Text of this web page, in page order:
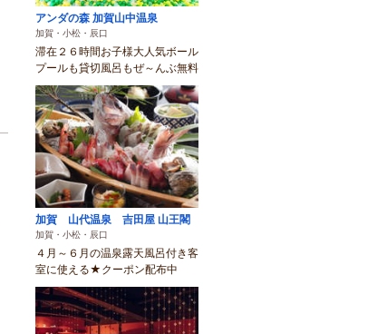
アンダの森 加賀山中温泉
加賀・小松・辰口
滞在２６時間お子様大人気ボール
プールも貸切風呂もぜ～んぶ無料
加賀 山代温泉 吉田屋 山王閣
加賀・小松・辰口
４月～６月の温泉露天風呂付き客
室に使える★クーポン配布中